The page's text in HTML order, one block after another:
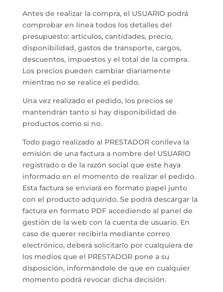
Antes de realizar la compra, el USUARIO podrá
comprobar en línea todos los detalles del
presupuesto: artículos, cantidades, precio,
disponibilidad, gastos de transporte, cargos,
descuentos, impuestos y el total de la compra.
Los precios pueden cambiar diariamente
mientras no se realice el pedido.
Una vez realizado el pedido, los precios se
mantendrán tanto si hay disponibilidad de
productos como si no.
Todo pago realizado al PRESTADOR conlleva la
emisión de una factura a nombre del USUARIO
registrado o de la razón social que este haya
informado en el momento de realizar el pedido.
Esta factura se enviará en formato papel junto
con el producto adquirido. Se podrá descargar la
factura en formato PDF accediendo al panel de
gestión de la web con la cuenta de usuario. En
caso de querer recibirla mediante correo
electrónico, deberá solicitarlo por cualquiera de
los medios que el PRESTADOR pone a su
disposición, informándole de que en cualquier
momento podrá revocar dicha decisión.